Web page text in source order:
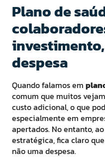
Plano de
despesa
Quando falamos em
comum que muitos
custo adicional, o que
especialmente em
apertados. No entanto,
estratégica, fica claro
não uma despesa.